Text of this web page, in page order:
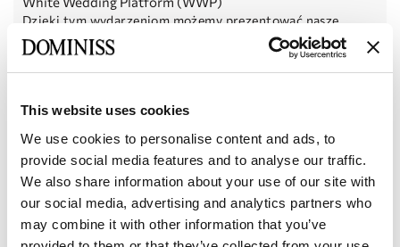
This website uses cookies
We use cookies to personalise content and ads, to
provide social media features and to analyse our traffic.
We also share information about your use of our site with
our social media, advertising and analytics partners who
may combine it with other information that you’ve
Dzięki tym wydarzeniom możemy prezentować nasze
kolekcje światu, czerpać inspiracje i wyznaczać nowe
granice w modzie ślubnej.
wybierają DOMINISS?
Każda suknia DOMINISS to prawdziwe dzieło sztuki.
Projektujemy kreacje, które sprawiają, że dzień ślubu staje
się niezapomniany, a panna młoda — olśniewająca. Idealne
dopasowanie, najlepsze materiały i dbałość o najmniejszy
szczegół wyróżniają nas na tle konkurencji.